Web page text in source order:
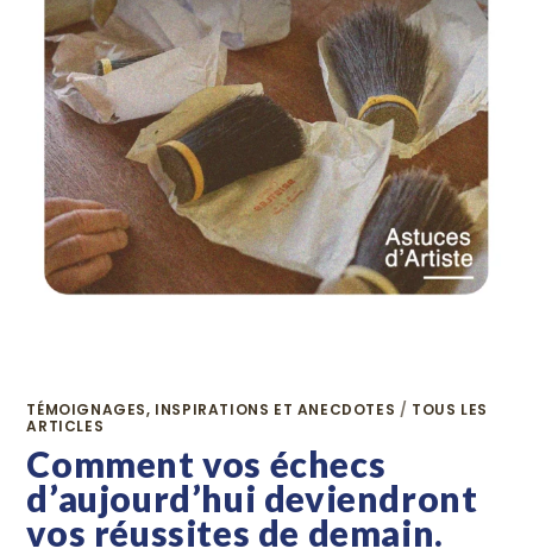
TÉMOIGNAGES, INSPIRATIONS ET ANECDOTES / TOUS LES
ARTICLES
Comment vos échecs
d’aujourd’hui deviendront
vos réussites de demain.